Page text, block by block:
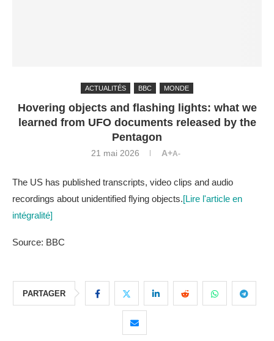
ACTUALITÉS BBC MONDE
Hovering objects and flashing lights: what we
learned from UFO documents released by the
Pentagon
21 mai 2026 A+A-
The US has published transcripts, video clips and audio
recordings about unidentified flying objects.[Lire l'article en
intégralité]
Source: BBC
PARTAGER